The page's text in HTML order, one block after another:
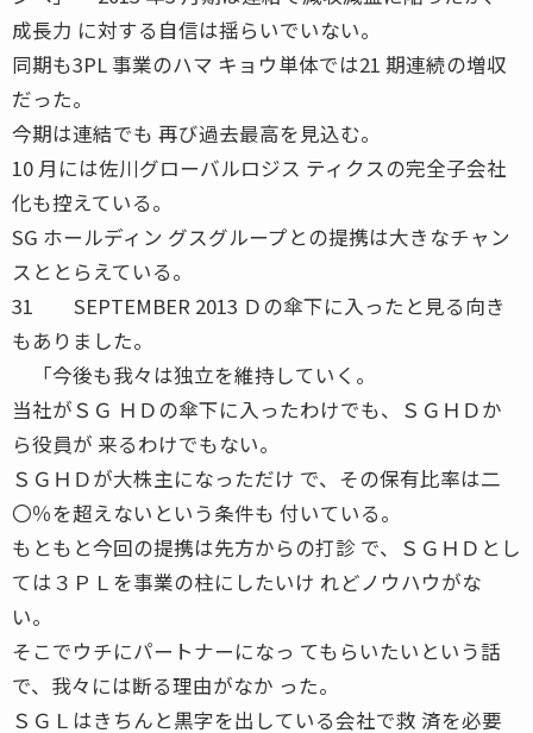
成長力 に対する自信は揺らいでいない。
同期も3PL 事業のハマ キョウ単体では21 期連続の増収
だった。
今期は連結でも 再び過去最高を見込む。
10 月には佐川グローバルロジス ティクスの完全子会社
化も控えている。
SG ホールディン グスグループとの提携は大きなチャン
スととらえている。
31 SEPTEMBER 2013 Ｄの傘下に入ったと見る向き
もありました。
「今後も我々は独立を維持していく。
当社がＳＧ ＨＤの傘下に入ったわけでも、ＳＧＨＤか
ら役員が 来るわけでもない。
ＳＧＨＤが大株主になっただけ で、その保有比率は二
〇％を超えないという条件も 付いている。
もともと今回の提携は先方からの打診 で、ＳＧＨＤとし
ては３ＰＬを事業の柱にしたいけ れどノウハウがな
い。
そこでウチにパートナーになっ てもらいたいという話
で、我々には断る理由がなか った。
ＳＧＬはきちんと黒字を出している会社で救 済を必要